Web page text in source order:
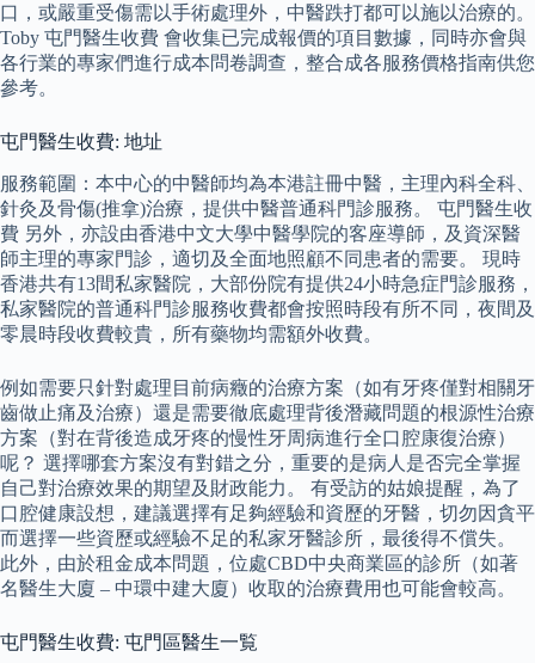
口，或嚴重受傷需以手術處理外，中醫跌打都可以施以治療的。
Toby 屯門醫生收費 會收集已完成報價的項目數據，同時亦會與
各行業的專家們進行成本問卷調查，整合成各服務價格指南供您
參考。
屯門醫生收費: 地址
服務範圍：本中心的中醫師均為本港註冊中醫，主理內科全科、
針灸及骨傷(推拿)治療，提供中醫普通科門診服務。 屯門醫生收
費 另外，亦設由香港中文大學中醫學院的客座導師，及資深醫
師主理的專家門診，適切及全面地照顧不同患者的需要。 現時
香港共有13間私家醫院，大部份院有提供24小時急症門診服務，
私家醫院的普通科門診服務收費都會按照時段有所不同，夜間及
零晨時段收費較貴，所有藥物均需額外收費。
例如需要只針對處理目前病癥的治療方案（如有牙疼僅對相關牙
齒做止痛及治療）還是需要徹底處理背後潛藏問題的根源性治療
方案（對在背後造成牙疼的慢性牙周病進行全口腔康復治療）
呢？ 選擇哪套方案沒有對錯之分，重要的是病人是否完全掌握
自己對治療效果的期望及財政能力。 有受訪的姑娘提醒，為了
口腔健康設想，建議選擇有足夠經驗和資歷的牙醫，切勿因貪平
而選擇一些資歷或經驗不足的私家牙醫診所，最後得不償失。
此外，由於租金成本問題，位處CBD中央商業區的診所（如著
名醫生大廈 – 中環中建大廈）收取的治療費用也可能會較高。
屯門醫生收費: 屯門區醫生一覧